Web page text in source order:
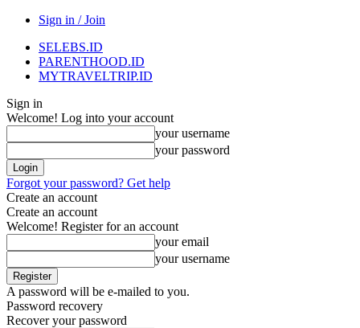
Sign in / Join
SELEBS.ID
PARENTHOOD.ID
MYTRAVELTRIP.ID
Sign in
Welcome! Log into your account
your username
your password
Forgot your password? Get help
Create an account
Create an account
Welcome! Register for an account
your email
your username
A password will be e-mailed to you.
Password recovery
Recover your password